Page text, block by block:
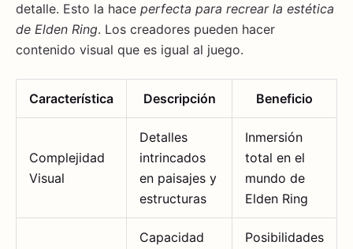
detalle. Esto la hace perfecta para recrear la estética
de Elden Ring. Los creadores pueden hacer
contenido visual que es igual al juego.
Característica Descripción Beneficio
Complejidad
Visual
Detalles
intrincados
en paisajes y
estructuras
Inmersión
total en el
mundo de
Elden Ring
Capacidad
Posibilidades